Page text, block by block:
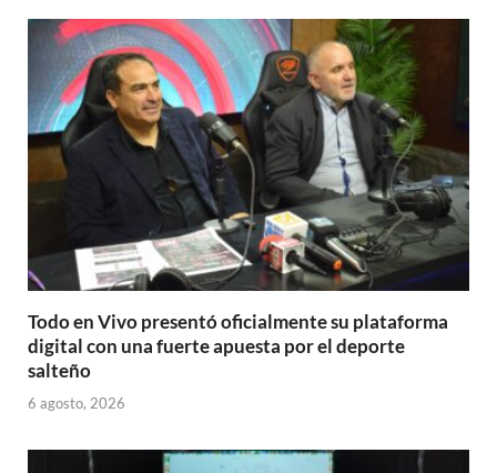
Todo en Vivo presentó oficialmente su plataforma
digital con una fuerte apuesta por el deporte
salteño
6 agosto, 2026